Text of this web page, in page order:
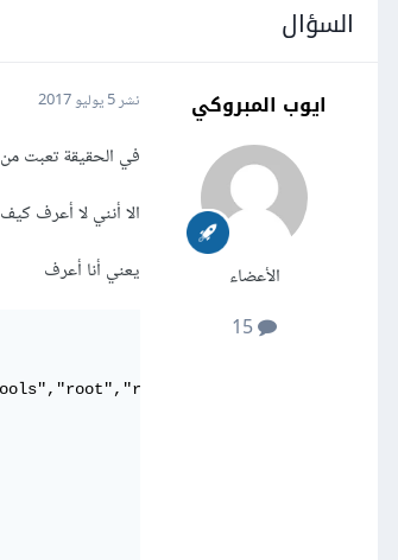
السؤال
ايوب المبروكي
الأعضاء
نشر5 يوليو 2017
في الحقيقة تعبت من
الا أنني لا أعرف
يعني أنا أعرف